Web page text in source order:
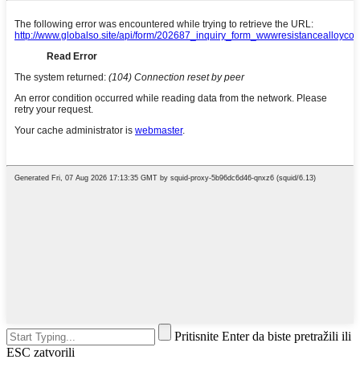
Pritisnite Enter da biste pretražili ili
ESC zatvorili